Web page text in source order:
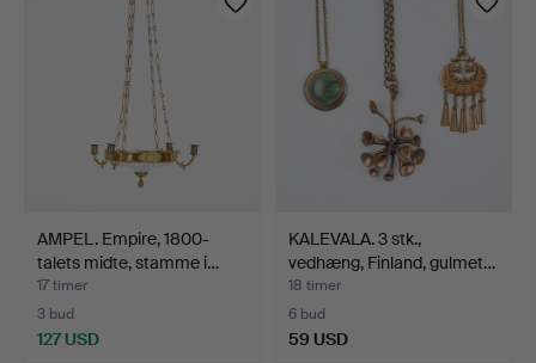
AMPEL. Empire, 1800-
talets midte, stamme i…
17 timer
3 bud
127 USD
KALEVALA. 3 stk.,
vedhæng, Finland, gulmet…
18 timer
6 bud
59 USD